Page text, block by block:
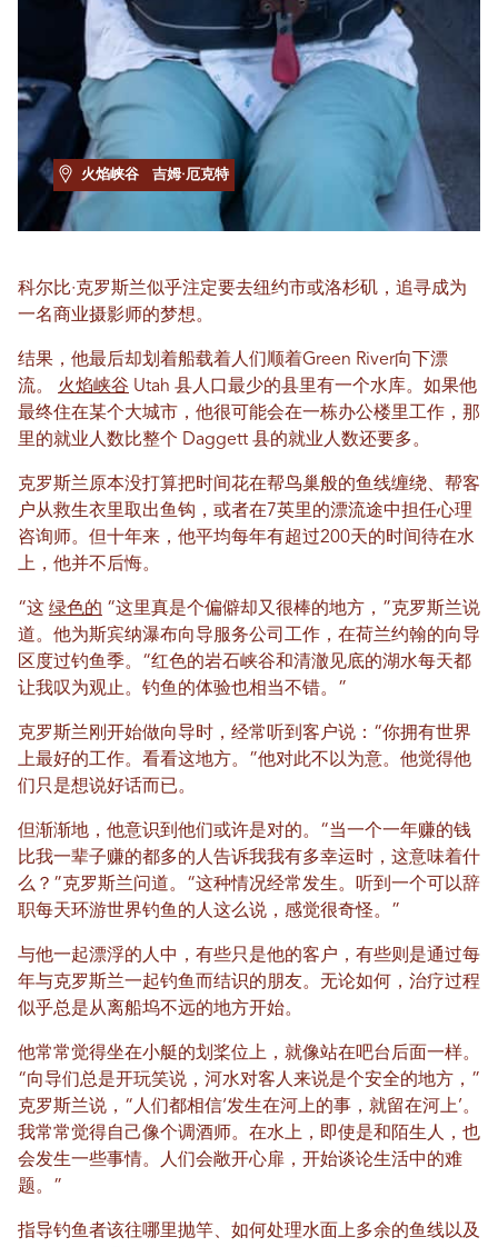
火焰峡谷 吉姆·厄克特
科尔比·克罗斯兰似乎注定要去纽约市或洛杉矶，追寻成为
一名商业摄影师的梦想。
结果，他最后却划着船载着人们顺着Green River向下漂
流。 火焰峡谷 Utah 县人口最少的县里有一个水库。如果他
最终住在某个大城市，他很可能会在一栋办公楼里工作，那
里的就业人数比整个 Daggett 县的就业人数还要多。
克罗斯兰原本没打算把时间花在帮鸟巢般的鱼线缠绕、帮客
户从救生衣里取出鱼钩，或者在7英里的漂流途中担任心理
咨询师。但十年来，他平均每年有超过200天的时间待在水
上，他并不后悔。
“这 绿色的 “这里真是个偏僻却又很棒的地方，”克罗斯兰说
道。他为斯宾纳瀑布向导服务公司工作，在荷兰约翰的向导
区度过钓鱼季。“红色的岩石峡谷和清澈见底的湖水每天都
让我叹为观止。钓鱼的体验也相当不错。”
克罗斯兰刚开始做向导时，经常听到客户说：“你拥有世界
上最好的工作。看看这地方。”他对此不以为意。他觉得他
们只是想说好话而已。
但渐渐地，他意识到他们或许是对的。“当一个一年赚的钱
比我一辈子赚的都多的人告诉我我有多幸运时，这意味着什
么？”克罗斯兰问道。“这种情况经常发生。听到一个可以辞
职每天环游世界钓鱼的人这么说，感觉很奇怪。”
与他一起漂浮的人中，有些只是他的客户，有些则是通过每
年与克罗斯兰一起钓鱼而结识的朋友。无论如何，治疗过程
似乎总是从离船坞不远的地方开始。
他常常觉得坐在小艇的划桨位上，就像站在吧台后面一样。
“向导们总是开玩笑说，河水对客人来说是个安全的地方，”
克罗斯兰说，“人们都相信‘发生在河上的事，就留在河上’。
我常常觉得自己像个调酒师。在水上，即使是和陌生人，也
会发生一些事情。人们会敞开心扉，开始谈论生活中的难
题。”
指导钓鱼者该往哪里抛竿、如何处理水面上多余的鱼线以及